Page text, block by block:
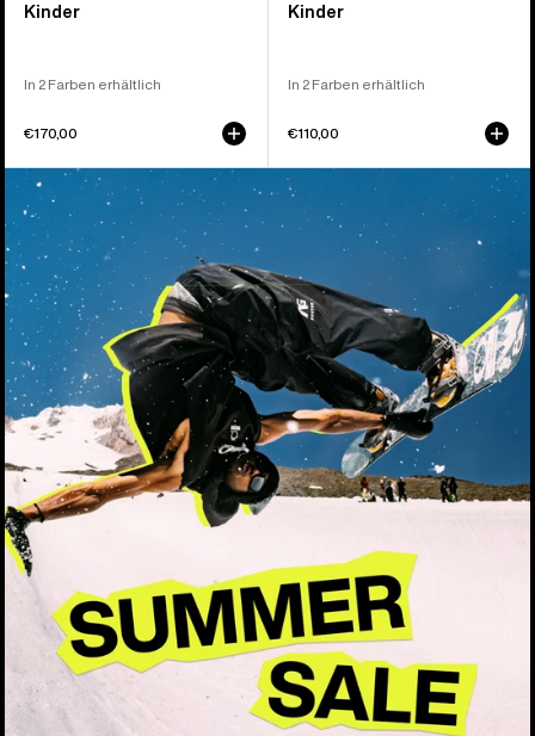
Kinder
In 2 Farben erhältlich
€170,00
Kinder
In 2 Farben erhältlich
€110,00